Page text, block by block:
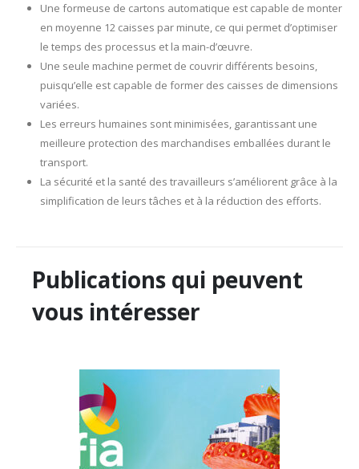
Une formeuse de cartons automatique est capable de monter
en moyenne 12 caisses par minute, ce qui permet d’optimiser
le temps des processus et la main-d’œuvre.
Une seule machine permet de couvrir différents besoins,
puisqu’elle est capable de former des caisses de dimensions
variées.
Les erreurs humaines sont minimisées, garantissant une
meilleure protection des marchandises emballées durant le
transport.
La sécurité et la santé des travailleurs s’améliorent grâce à la
simplification de leurs tâches et à la réduction des efforts.
Publications qui peuvent
vous intéresser